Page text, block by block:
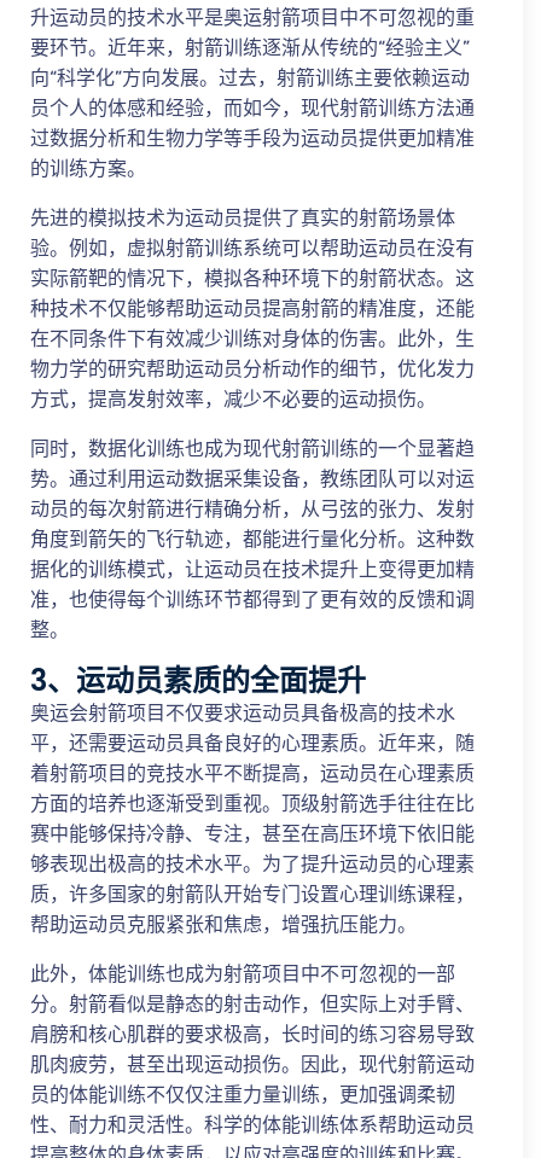
升运动员的技术水平是奥运射箭项目中不可忽视的重
要环节。近年来，射箭训练逐渐从传统的“经验主义”
向“科学化”方向发展。过去，射箭训练主要依赖运动
员个人的体感和经验，而如今，现代射箭训练方法通
过数据分析和生物力学等手段为运动员提供更加精准
的训练方案。
先进的模拟技术为运动员提供了真实的射箭场景体
验。例如，虚拟射箭训练系统可以帮助运动员在没有
实际箭靶的情况下，模拟各种环境下的射箭状态。这
种技术不仅能够帮助运动员提高射箭的精准度，还能
在不同条件下有效减少训练对身体的伤害。此外，生
物力学的研究帮助运动员分析动作的细节，优化发力
方式，提高发射效率，减少不必要的运动损伤。
同时，数据化训练也成为现代射箭训练的一个显著趋
势。通过利用运动数据采集设备，教练团队可以对运
动员的每次射箭进行精确分析，从弓弦的张力、发射
角度到箭矢的飞行轨迹，都能进行量化分析。这种数
据化的训练模式，让运动员在技术提升上变得更加精
准，也使得每个训练环节都得到了更有效的反馈和调
整。
3、运动员素质的全面提升
奥运会射箭项目不仅要求运动员具备极高的技术水
平，还需要运动员具备良好的心理素质。近年来，随
着射箭项目的竞技水平不断提高，运动员在心理素质
方面的培养也逐渐受到重视。顶级射箭选手往往在比
赛中能够保持冷静、专注，甚至在高压环境下依旧能
够表现出极高的技术水平。为了提升运动员的心理素
质，许多国家的射箭队开始专门设置心理训练课程，
帮助运动员克服紧张和焦虑，增强抗压能力。
此外，体能训练也成为射箭项目中不可忽视的一部
分。射箭看似是静态的射击动作，但实际上对手臂、
肩膀和核心肌群的要求极高，长时间的练习容易导致
肌肉疲劳，甚至出现运动损伤。因此，现代射箭运动
员的体能训练不仅仅注重力量训练，更加强调柔韧
性、耐力和灵活性。科学的体能训练体系帮助运动员